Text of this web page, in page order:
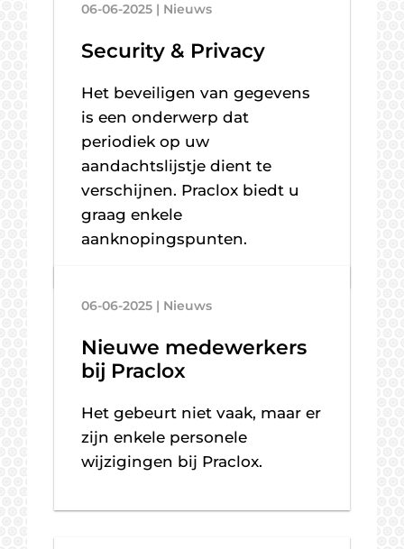
06-06-2025 | Nieuws
Security & Privacy
Het beveiligen van gegevens
is een onderwerp dat
periodiek op uw
aandachtslijstje dient te
verschijnen. Praclox biedt u
graag enkele
aanknopingspunten.
06-06-2025 | Nieuws
Nieuwe medewerkers
bij Praclox
Het gebeurt niet vaak, maar er
zijn enkele personele
wijzigingen bij Praclox.